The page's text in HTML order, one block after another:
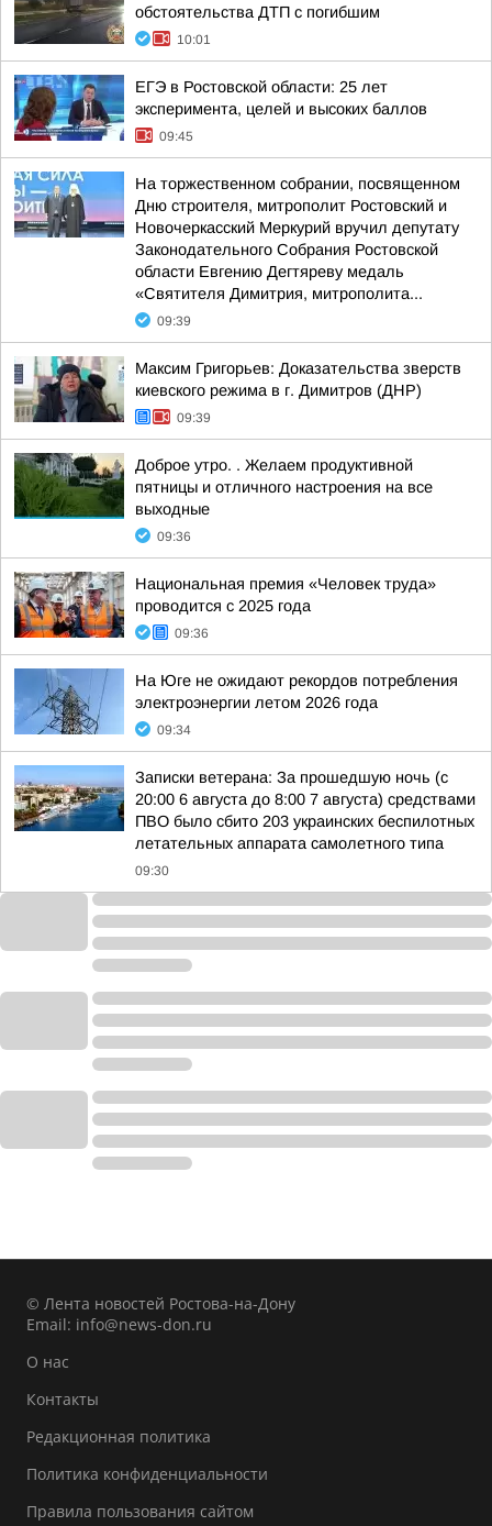
обстоятельства ДТП с погибшим
10:01
ЕГЭ в Ростовской области: 25 лет
эксперимента, целей и высоких баллов
09:45
На торжественном собрании, посвященном
Дню строителя, митрополит Ростовский и
Новочеркасский Меркурий вручил депутату
Законодательного Собрания Ростовской
области Евгению Дегтяреву медаль
«Святителя Димитрия, митрополита...
09:39
Максим Григорьев: Доказательства зверств
киевского режима в г. Димитров (ДНР)
09:39
Доброе утро. . Желаем продуктивной
пятницы и отличного настроения на все
выходные
09:36
Национальная премия «Человек труда»
проводится с 2025 года
09:36
На Юге не ожидают рекордов потребления
электроэнергии летом 2026 года
09:34
Записки ветерана: За прошедшую ночь (с
20:00 6 августа до 8:00 7 августа) средствами
ПВО было сбито 203 украинских беспилотных
летательных аппарата самолетного типа
09:30
© Лента новостей Ростова-на-Дону
Email: info@news-don.ru
О нас
Контакты
Редакционная политика
Политика конфиденциальности
Правила пользования сайтом